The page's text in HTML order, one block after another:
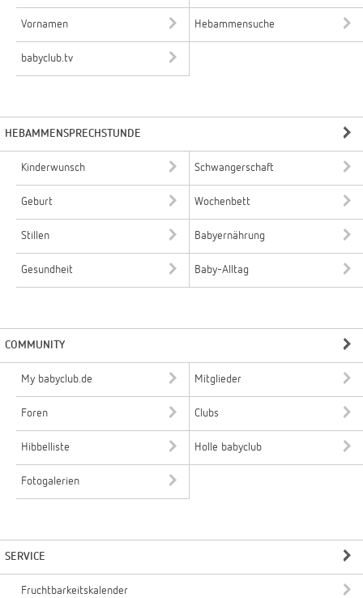
Vornamen Hebammensuche
babyclub.tv
HEBAMMENSPRECHSTUNDE
Kinderwunsch Schwangerschaft
Geburt Wochenbett
Stillen Babyernährung
Gesundheit Baby-Alltag
COMMUNITY
My babyclub.de Mitglieder
Foren Clubs
Hibbelliste Holle babyclub
Fotogalerien
SERVICE
Fruchtbarkeitskalender